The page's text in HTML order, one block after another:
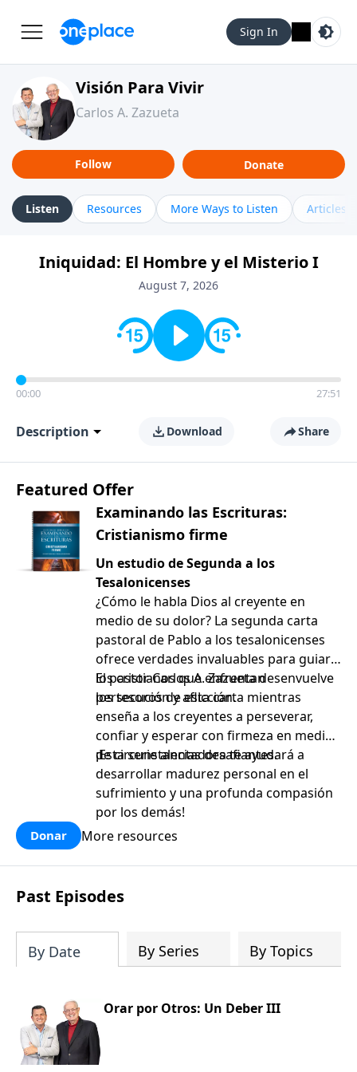
Sign In
Visión Para Vivir
Carlos A. Zazueta
Follow Donate
Listen Resources More Ways to Listen Articles
Iniquidad: El Hombre y el Misterio I
August 7, 2026
00:00 27:51
Description Download Share
Featured Offer
Examinando las Escrituras:
Cristianismo firme
Un estudio de Segunda a los
Tesalonicenses
¿Cómo le habla Dios al creyente en
medio de su dolor? La segunda carta
pastoral de Pablo a los tesalonicenses
ofrece verdades invaluables para guiar a
los cristianos que enfrentan
persecución y aflicción.
El pastor Carlos A. Zazueta desenvuelve
los tesoros de esta carta mientras
enseña a los creyentes a perseverar,
confiar y esperar con firmeza en medio
de circunstancias desafiantes.
¡Esta serie alentadora te ayudará a
desarrollar madurez personal en el
sufrimiento y una profunda compasión
por los demás!
Donar More resources
Past Episodes
By Date By Series By Topics
Orar por Otros: Un Deber III